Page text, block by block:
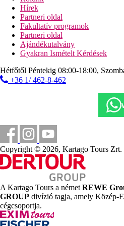
Hírek
Partneri oldal
Fakultatív programok
Partneri oldal
Ajándékutalvány
Gyakran Ismételt Kérdések
Hétfőtől Péntekig 08:00-18:00,
+36 1/ 462-8-462
Copyright © 2026, Kartago Tours Zrt.
A Kartago Tours a német REWE
GROUP divízió tagja, amely Közép-
cégcsoportja.